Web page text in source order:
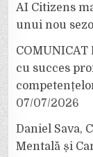
AI Citizens
unui nou
COMUNICAT
cu succes
07/07/2026
Daniel Sava,
Mentală și